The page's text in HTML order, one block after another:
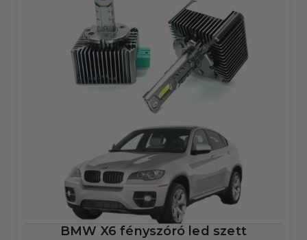
BMW X6 fényszóró led szett